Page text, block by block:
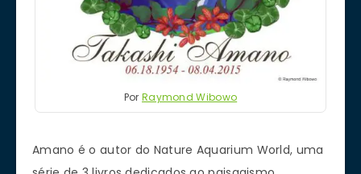
Por Raymond Wibowo
Amano é o autor do Nature Aquarium World, uma